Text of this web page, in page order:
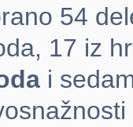
54
17 iz
i